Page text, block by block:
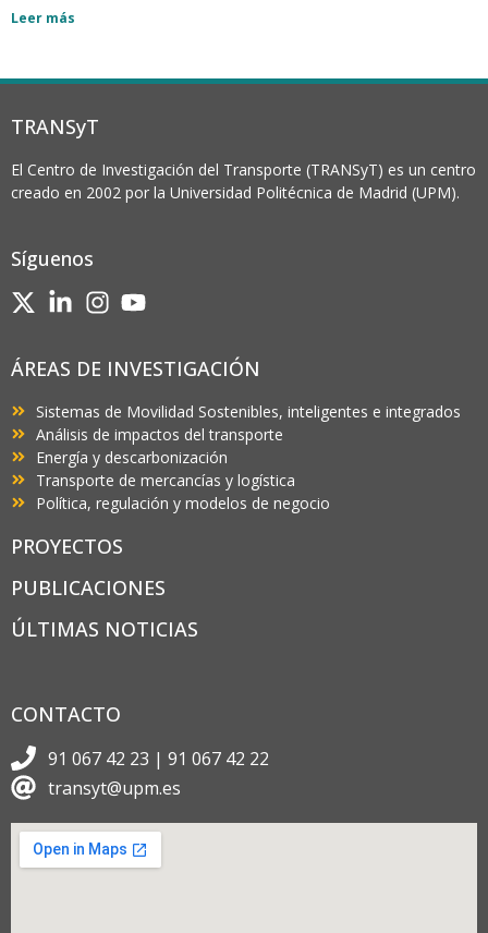
Leer más
TRANSyT
El Centro de Investigación del Transporte (TRANSyT) es un centro
creado en 2002 por la Universidad Politécnica de Madrid (UPM).
Síguenos
ÁREAS DE INVESTIGACIÓN
Sistemas de Movilidad Sostenibles, inteligentes e integrados
Análisis de impactos del transporte
Energía y descarbonización
Transporte de mercancías y logística
Política, regulación y modelos de negocio
PROYECTOS
PUBLICACIONES
ÚLTIMAS NOTICIAS
CONTACTO
91 067 42 23 | 91 067 42 22
transyt@upm.es